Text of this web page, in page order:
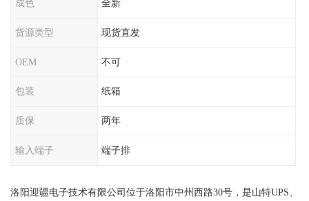
成色 全新
货源类型 现货直发
OEM 不可
包装 纸箱
质保 两年
输入端子 端子排
洛阳迎疆电子技术有限公司位于洛阳市中州西路30号，是山特UPS、